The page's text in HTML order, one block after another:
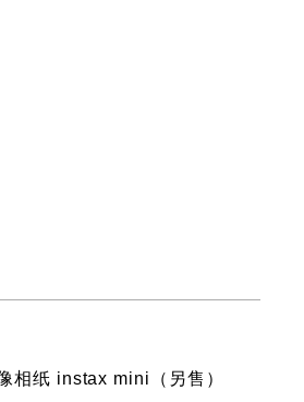
相纸 instax mini（另售）